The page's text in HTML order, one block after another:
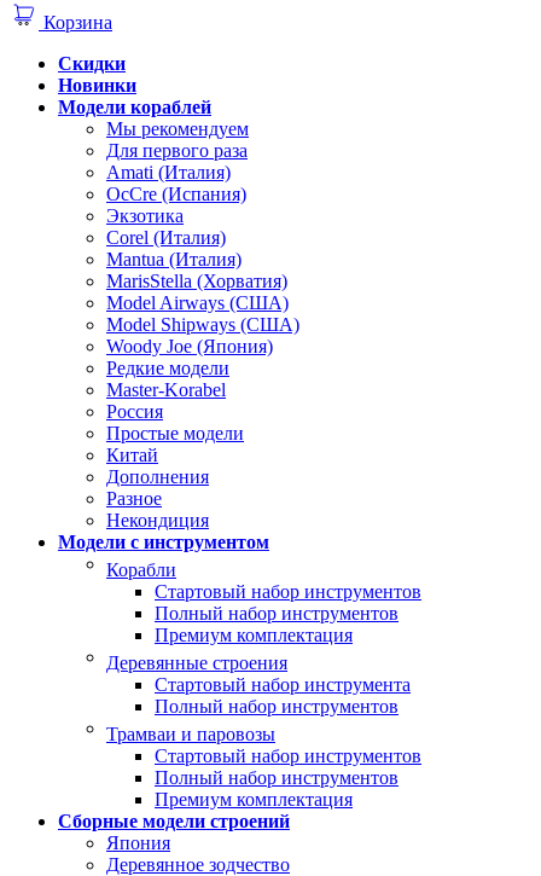
Корзина
Скидки
Новинки
Модели кораблей
Мы рекомендуем
Для первого раза
Amati (Италия)
OcCre (Испания)
Экзотика
Corel (Италия)
Mantua (Италия)
MarisStella (Хорватия)
Model Airways (США)
Model Shipways (США)
Woody Joe (Япония)
Редкие модели
Master-Korabel
Россия
Простые модели
Китай
Дополнения
Разное
Некондиция
Модели с инструментом
Корабли
Стартовый набор инструментов
Полный набор инструментов
Премиум комплектация
Деревянные строения
Стартовый набор инструмента
Полный набор инструментов
Трамваи и паровозы
Стартовый набор инструментов
Полный набор инструментов
Премиум комплектация
Сборные модели строений
Япония
Деревянное зодчество